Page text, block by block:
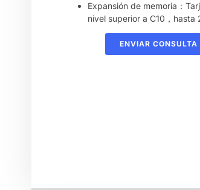
Expansión de memoria：
nivel superior a C10，hasta
ENVIAR CONSULTA